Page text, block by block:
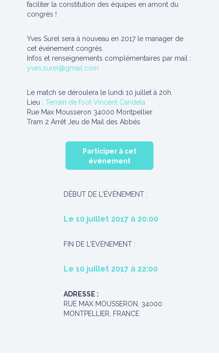
faciliter la constitution des équipes en amont du
congrès !
Yves Surel sera à nouveau en 2017 le manager de
cet événement congrès.
Infos et renseignements complémentaires par mail :
yves.surel@gmail.com
Le match se déroulera le lundi 10 juillet à 20h.
Lieu : Terrain de foot Vincent Candela
Rue Max Mousseron 34000 Montpellier
Tram 2 Arrêt Jeu de Mail des Abbés
Participer à cet
événement
DÉBUT DE L'ÉVÉNEMENT :
Le 10 juillet 2017 à 20:00
FIN DE L'ÉVÉNEMENT :
Le 10 juillet 2017 à 22:00
ADRESSE :
RUE MAX MOUSSERON, 34000
MONTPELLIER, FRANCE